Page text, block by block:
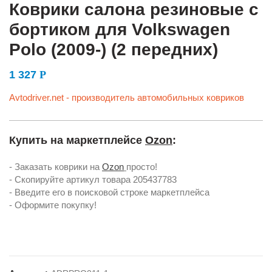
Коврики салона резиновые с
бортиком для Volkswagen
Polo (2009-) (2 передних)
1 327 Р
Avtodriver.net - производитель автомобильных ковриков
Купить на маркетплейсе Ozon:
- Заказать коврики на Ozon просто!
- Скопируйте артикул товара 205437783
- Введите его в поисковой строке маркетплейса
- Оформите покупку!